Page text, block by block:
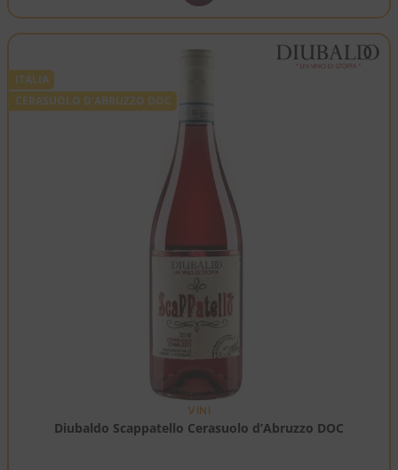
ITALIA
CERASUOLO D'ABRUZZO DOC
VINI
Diubaldo Scappatello Cerasuolo d’Abruzzo DOC